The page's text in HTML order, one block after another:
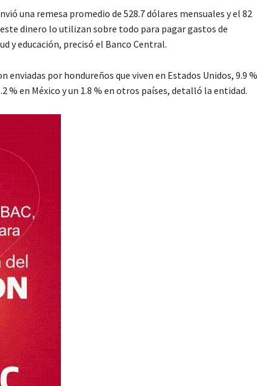
una remesa promedio de 528.7 dólares mensuales y el 82
dinero lo utilizan sobre todo para pagar gastos de
y educación, precisó el Banco Central.
enviadas por hondureños que viven en Estados Unidos, 9.9 %
% en México y un 1.8 % en otros países, detalló la entidad.